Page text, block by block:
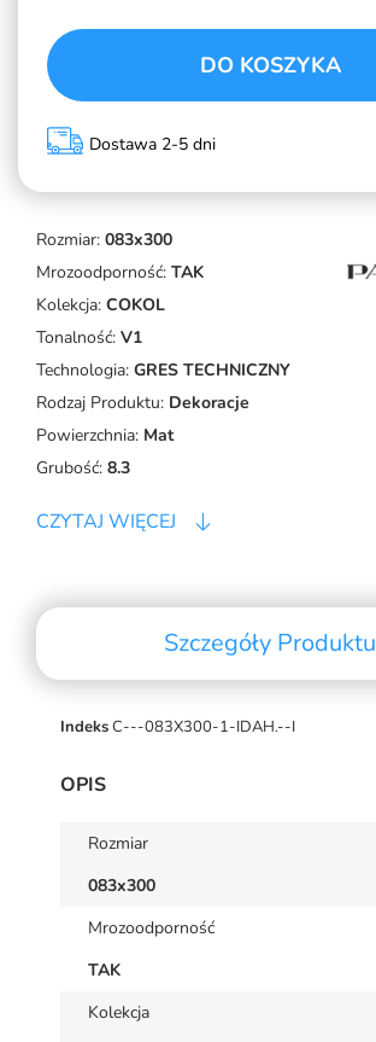
Rozmiar: 083x300
Mrozoodporność: TAK
Kolekcja: COKOL
Tonalność: V1
Technologia: GRES TECHNICZNY
Rodzaj Produktu: Dekoracje
Powierzchnia: Mat
Grubość: 8.3
CZYTAJ WIĘCEJ
DO KOSZYKA
Dostawa 2-5 dni
Szczegóły Produktu
IndeksC---083X300-1-IDAH.--I
OPIS
Rozmiar
083x300
Mrozoodporność
TAK
Kolekcja